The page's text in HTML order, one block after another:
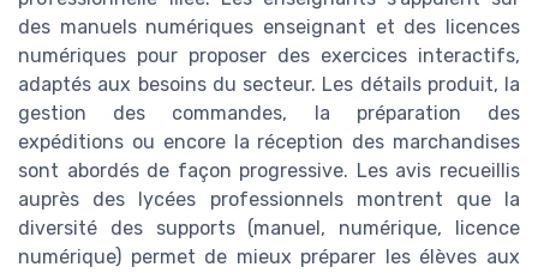
des manuels numériques enseignant et des licences
numériques pour proposer des exercices interactifs,
adaptés aux besoins du secteur. Les détails produit, la
gestion des commandes, la préparation des
expéditions ou encore la réception des marchandises
sont abordés de façon progressive. Les avis recueillis
auprès des lycées professionnels montrent que la
diversité des supports (manuel, numérique, licence
numérique) permet de mieux préparer les élèves aux